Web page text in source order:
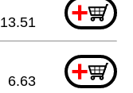
+
13.51
+
6.63